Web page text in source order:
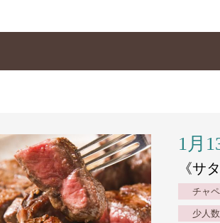
1月
《サ
チャ
少人